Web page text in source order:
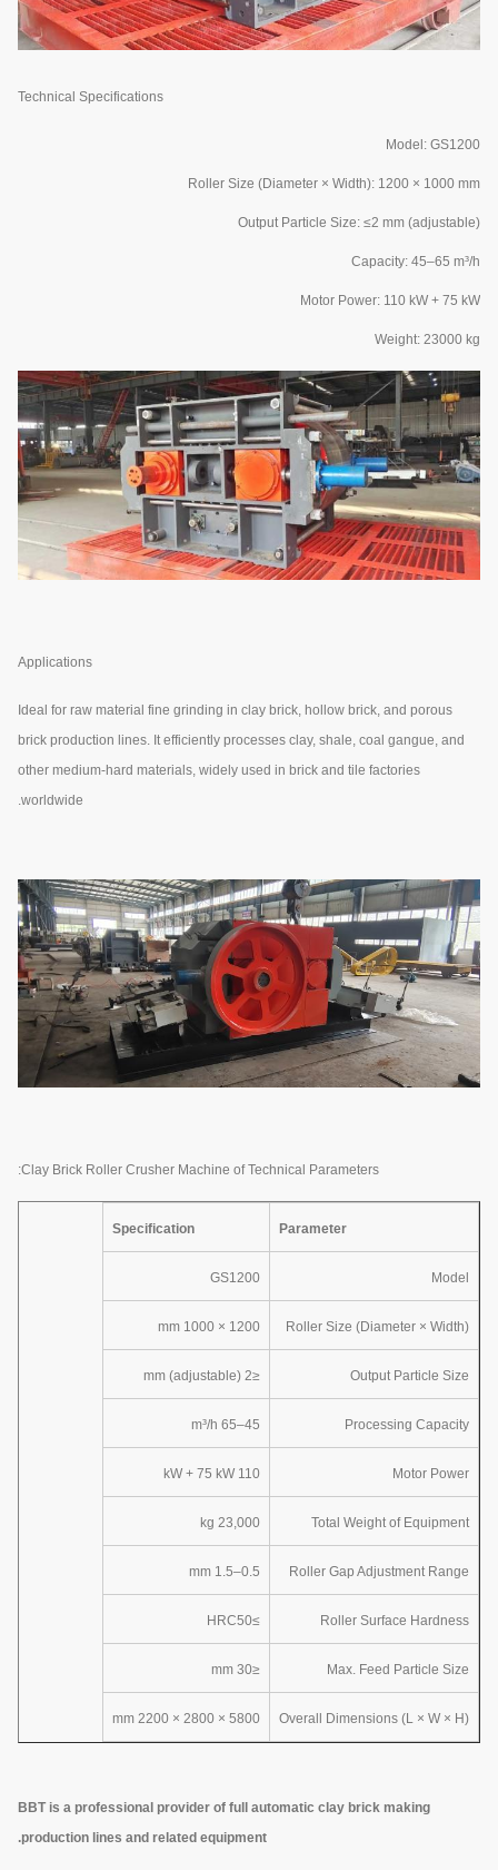
Technical Specifications
Model: GS1200
Roller Size (Diameter × Width): 1200 × 1000 mm
Output Particle Size: ≤2 mm (adjustable)
Capacity: 45–65 m³/h
Motor Power: 110 kW + 75 kW
Weight: 23000 kg
Applications
Ideal for raw material fine grinding in clay brick, hollow brick, and porous
brick production lines. It efficiently processes clay, shale, coal gangue, and
other medium-hard materials, widely used in brick and tile factories
worldwide.
Clay Brick Roller Crusher Machine of Technical Parameters:
Parameter
Specification
Model
GS1200
Roller Size (Diameter × Width)
1200 × 1000 mm
Output Particle Size
≤2 mm (adjustable)
Processing Capacity
45–65 m³/h
Motor Power
110 kW + 75 kW
Total Weight of Equipment
23,000 kg
Roller Gap Adjustment Range
0.5–1.5 mm
Roller Surface Hardness
≥HRC50
Max. Feed Particle Size
≤30 mm
Overall Dimensions (L × W × H)
5800 × 2800 × 2200 mm
BBT is a professional provider of full automatic clay brick making
production lines and related equipment.